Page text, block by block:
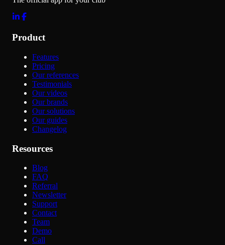
Product
Features
Pricing
Our references
Testimonials
Our videos
Our brands
Our solutions
Our guides
Changelog
Resources
Blog
FAQ
Referral
Newsletter
Support
Contact
Team
Demo
Call